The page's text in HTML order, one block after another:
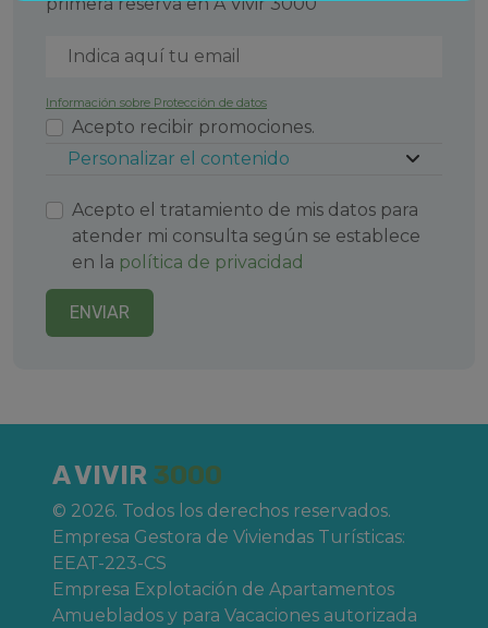
Información sobre Protección de datos
Acepto recibir promociones.
Personalizar el contenido
Acepto el tratamiento de mis datos para
atender mi consulta según se establece
en la política de privacidad
ENVIAR
A VIVIR 3000
© 2026. Todos los derechos reservados.
Empresa Gestora de Viviendas Turísticas:
EEAT-223-CS
Empresa Explotación de Apartamentos
Amueblados y para Vacaciones autorizada